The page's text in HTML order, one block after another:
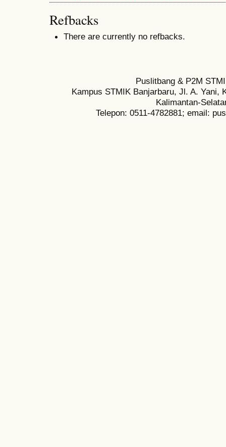
Refbacks
There are currently no refbacks.
Puslitbang & P2M
Kampus STMIK Banjarbaru, Jl. A. Yani,
Kalimantan-
Telepon: 0511-4782881; email: